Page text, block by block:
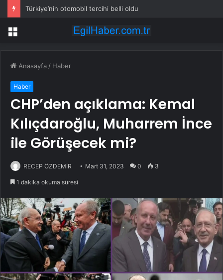
Türkiye’nin otomobil tercihi belli oldu
Menü
Anasayfa / Haber
Haber
CHP’den açıklama: Kemal
Kılıçdaroğlu, Muharrem İnce
ile Görüşecek mi?
RECEP ÖZDEMİR Mart 31, 2023 0 3
1 dakika okuma süresi